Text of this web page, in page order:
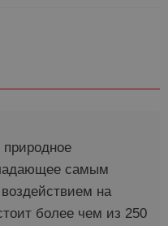
природное
самым
на
более чем из 250